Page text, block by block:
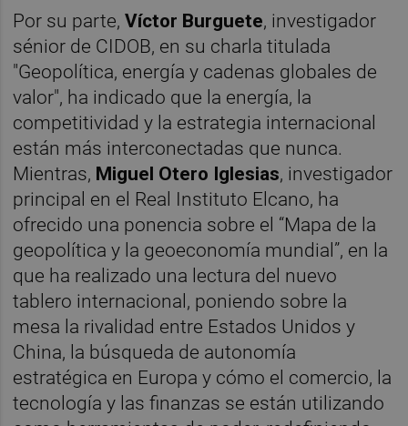
Por su parte,Víctor Burguete, investigador
sénior de CIDOB, en su charla titulada
"Geopolítica, energía y cadenas globales de
valor", ha indicado que la energía, la
competitividad y la estrategia internacional
están más interconectadas que nunca.
Mientras, Miguel Otero Iglesias, investigador
principal en el Real Instituto Elcano, ha
ofrecido una ponencia sobre el “Mapa de la
geopolítica y la geoeconomía mundial”, en la
que ha realizado una lectura del nuevo
tablero internacional, poniendo sobre la
mesa la rivalidad entre Estados Unidos y
China, la búsqueda de autonomía
estratégica en Europa y cómo el comercio, la
tecnología y las finanzas se están utilizando